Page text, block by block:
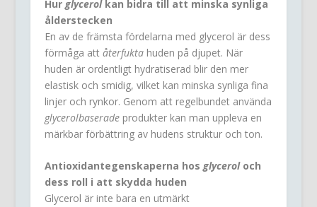
Hur glycerolkan bidra till att minska synliga
ålderstecken
En av de främsta fördelarna med glycerol är dess
förmåga att återfuktahuden på djupet. När
huden är ordentligt hydratiserad blir den mer
elastisk och smidig, vilket kan minska synliga fina
linjer och rynkor. Genom att regelbundet använda
glycerolbaseradeprodukter kan man uppleva en
märkbar förbättring av hudens struktur och ton.
Antioxidantegenskaperna hos glyceroloch
dess roll i att skydda huden
Glycerol är inte bara en utmärkt